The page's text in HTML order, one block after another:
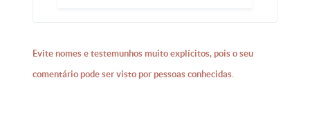
Evite nomes e testemunhos muito explícitos, pois o seu
comentário pode ser visto por pessoas conhecidas.